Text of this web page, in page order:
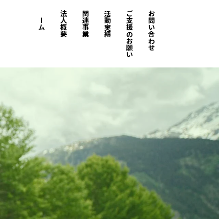
ホーム 法人概要 関連事業 活動実績 ご支援のお願い お問い合わせ